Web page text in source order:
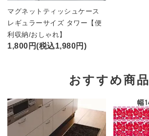
マグネットティッシュケース
レギュラーサイズ タワー【便
利収納/おしゃれ】
1,800円(税込1,980円)
おすすめ商品